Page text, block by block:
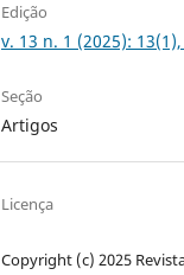
Edição
v. 13 n. 1 (2025):
Seção
Artigos
Licença
Copyright (c) 2025